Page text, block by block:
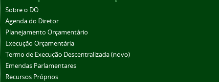
Sobre o DO
Agenda do Diretor
Planejamento Orçamentário
Execução Orçamentária
Termo de Execução Descentralizada (novo)
Emendas Parlamentares
Recursos Próprios